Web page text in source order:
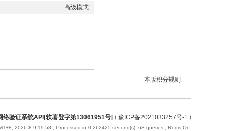
高级模式
本版积分规则
络验证系统API[软著登字第13061951号] ( 豫ICP备2021033257号-1 )
2026-8-9 19:58 , Processed in 0.262425 second(s), 63 queries , Redis On.